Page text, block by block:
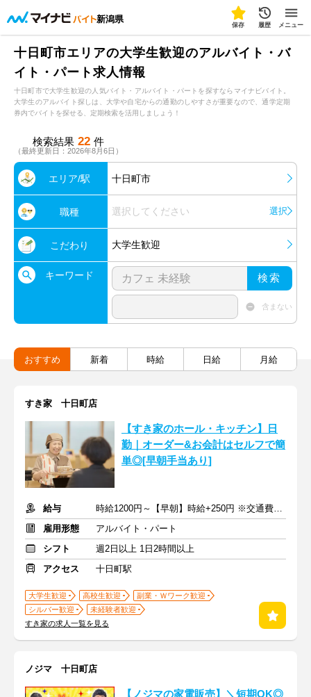
新潟県
保存 履歴 メニュー
十日町市エリアの大学生歓迎のアルバイト・バ
イト・パート求人情報
十日町市で大学生歓迎の人気バイト・アルバイト・パートを探すならマイナビバイト。
大学生のアルバイト探しは、大学や自宅からの通勤のしやすさが重要なので、通学定期
券内でバイトを探せる、定期検索を活用しましょう！
検索結果 22 件
（最終更新日：2026年8月6日）
エリア/駅 十日町市
職種 選択してください 選択
こだわり 大学生歓迎
キーワード 検索
含まない
おすすめ 新着 時給 日給 月給
すき家 十日町店
【すき家のホール・キッチン】日
勤｜オーダー&お会計はセルフで簡
単◎[早朝手当あり]
給与
時給1200円～【早朝】時給+250円 ※交通費支給
雇用形態
アルバイト・パート
シフト
週2日以上 1日2時間以上
アクセス
十日町駅
大学生歓迎 高校生歓迎
副業・Ｗワーク歓迎
シルバー歓迎
未経験者歓迎
すき家の求人一覧を見る
ノジマ 十日町店
【ノジマの家電販売】＼短期OK◎